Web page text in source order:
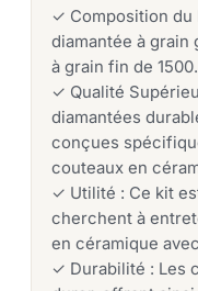
✓ Composition du
diamantée à grain
à grain fin de 1500.
✓ Qualité
diamantées
conçues
couteaux en
✓ Utilité : Ce kit
cherchent à
en céramique
✓ Durabilité : Les